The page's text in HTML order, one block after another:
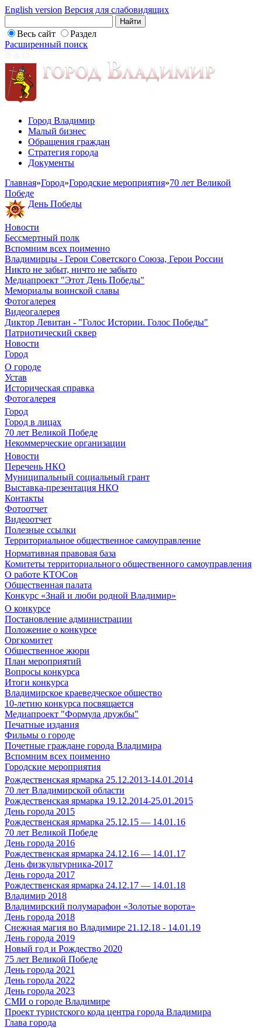
English version Версия для слабовидящих
Весь сайт
Раздел
Расширенный поиск
Город Владимир
Малый бизнес
Обращения граждан
Стратегия города
Документы
Главная»Город»Городские мероприятия»70 лет Великой
Победе
День Победы
Новости
Бессмертный полк
Вспомним всех поименно
Владимирцы - Герои Советского Союза, Герои России
Никто не забыт, ничто не забыто
Медиапроект "Этот День Победы"
Мемориалы воинской славы
Фотогалерея
Видеогалерея
Диктор Левитан - "Голос Истории. Голос Победы"
Патриотический сквер
Новости
Город
О городе
Устав
Историческая справка
Фотогалерея
Город
Город в лицах
70 лет Великой Победе
Некоммерческие организации
Новости
Перечень НКО
Муниципальный социальный грант
Выставка-презентация НКО
Контакты
Фотоотчет
Видеоотчет
Полезные ссылки
Территориальное общественное самоуправление
Нормативная правовая база
Комитеты территориального общественного самоуправления
О работе КТОСов
Общественная палата
Конкурс «Знай и люби родной Владимир»
О конкурсе
Постановление администрации
Положение о конкурсе
Оргкомитет
Общественное жюри
План мероприятий
Вопросы конкурса
Итоги конкурса
Владимирское краеведческое общество
10-летию конкурса посвящается
Медиапроект "Формула дружбы"
Печатные издания
Фильмы о городе
Почетные граждане города Владимира
Вспомним всех поименно
Городские мероприятия
Рождественская ярмарка 25.12.2013-14.01.2014
70 лет Владимирской области
Рождественская ярмарка 19.12.2014-25.01.2015
День города 2015
Рождественская ярмарка 25.12.15 — 14.01.16
70 лет Великой Победе
День города 2016
Рождественская ярмарка 24.12.16 — 14.01.17
День физкультурника-2017
День города 2017
Рождественская ярмарка 24.12.17 — 14.01.18
Владимир 2018
Владимирский полумарафон «Золотые ворота»
День города 2018
Снежная магия во Владимире 21.12.18 - 14.01.19
День города 2019
Новый год и Рождество 2020
75 лет Великой Победе
День города 2021
День города 2022
День города 2023
СМИ о городе Владимире
Проект туристского кода центра города Владимира
Глава города